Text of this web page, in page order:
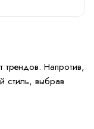
трендов. Напротив,
стиль, выбрав
женские